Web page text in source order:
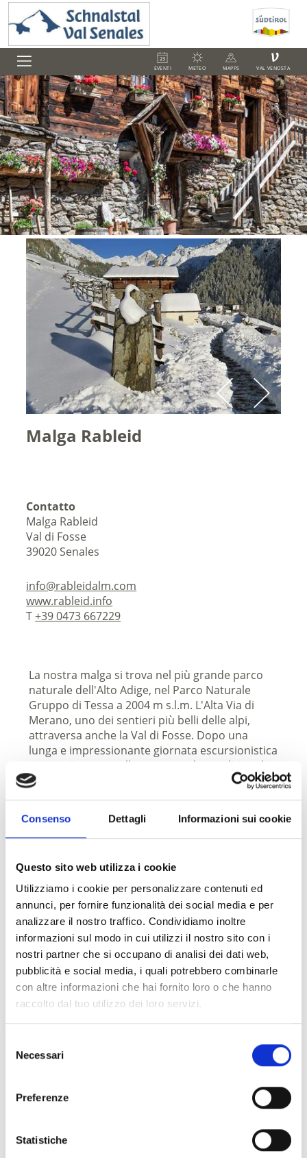
Consenso Dettagli Informazioni sui cookie
Questo sito web utilizza i cookie
Utilizziamo i cookie per personalizzare contenuti ed
annunci, per fornire funzionalità dei social media e per
analizzare il nostro traffico. Condividiamo inoltre
informazioni sul modo in cui utilizzi il nostro sito con i
nostri partner che si occupano di analisi dei dati web,
pubblicità e social media, i quali potrebbero combinarle
con altre informazioni che hai fornito loro o che hanno
raccolto dal tuo utilizzo dei loro servizi.
delNecessari
Preferenze
Statistiche
EVENTI METEO MAPPS
V
VAL VENOSTA
Malga Rableid
Contatto
Malga Rableid
Val di Fosse
39020Senales
info@rableidalm.com
www.rableid.info
T+39 0473 667229
La nostra malga si trova nel più grande parco
naturale dell'Alto Adige, nel Parco Naturale
Gruppo di Tessa a 2004 m s.l.m. L'Alta Via di
Merano, uno dei sentieri più belli delle alpi,
attraversa anche la Val di Fosse. Dopo una
lunga e impressionante giornata escursionistica
potete riposare nella nostra stube tradizionale
o sulla nostra terrazza. LasciateVi viziare della
boccale. Vi offriamo il nostro pane fatto in casa
e nostro formaggio fatto nel nostro caseificio.
Posto di ristoro
Malga
Si accettano cani
Terrazza
Cucina
Specialità
altoatesine
Snack
Indietro
IL CONTENUTO VI È STATO UTILE?
−